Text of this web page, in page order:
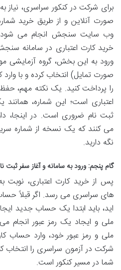
برای شرکت در کنکور سراسری،
صورت آنلاین و از طریق خرید
وب سایت سنجش انجام می شود.
خرید کارت اعتباری در سامانه
ورود به این بخش، گروه آزمایشی
صورت تمایل) انتخاب کرده و با وارد
را پرداخت کنید. یک نکته مهم،
اعتباری است؛ این شماره، همانند
ثبت نام ضروری است. در اینجا،
می کنند که یک نسخه از شماره
نگه دارید.
گام پنجم: ورود به سامانه و آغاز سفر ثبت
پس از خرید کارت اعتباری، نوبت
های سراسری می رسد. اگر قبلاً
اید، باید ابتدا یک حساب جدید
ملی و ایجاد یک رمز عبور انجام
ملی و رمز عبور خود، وارد حساب
شرکت در آزمون سراسری را انتخاب
شما در مسیر کنکور است.